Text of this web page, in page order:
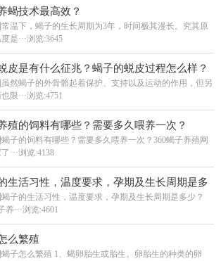
蝎技术最高效？
常温下，蝎子的生长周期为3年，时间极其漫长。究其原
是···浏览:3645
皮是有什么征兆？蝎子的蜕皮过程怎么样？
虽然蝎子的外骨骼起着保护、支持以及运动的作用，但另
限···浏览:4751
殖的饲料有哪些？需要多久喂养一次？
蝎子的饲料有哪些？需要多久喂养一次？360蝎子养殖网
···浏览:4138
生活习性，温度要求，孕期及生长周期是多
蝎子的生活习性，温度要求，孕期及生长周期是多少？
养···浏览:4601
么繁殖
蝎子怎么繁殖 1、蝎卵胎生或胎生。卵胎生的种类的卵